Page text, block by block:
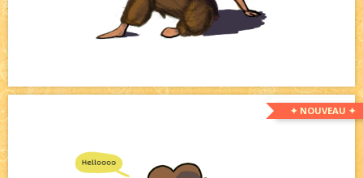
✦ NOUVEAU ✦